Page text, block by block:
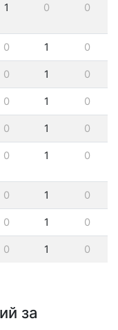
1 0 0
0 1 0
0 1 0
0 1 0
0 1 0
0 1 0
0 1 0
0 1 0
0 1 0
за